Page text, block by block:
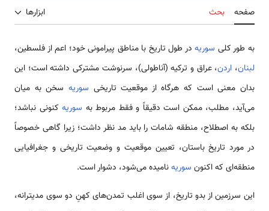
صفحه بحث ابزارها
به طور کلی سوریهدر طول تاریخ با مناطق پیرامونی خود؛ اعم از فلسطین،
لبنان، اردن، عراق و ترکیه (آناطولی)، سرنوشت مشترکی داشته است؛ این
بدان معنی است که هرگاه از موقعیت تاریخی سوریه سخن به میان
می‌آید، مطلب، ممکن است دقیقاً و فقط مربوط به سوریهکنونی نباشد؛
بلکه به اصطلاح، منطقه شامات را باید مد نظر داشت؛ زیرا گاهی خصوصاً
در مورد تاریخ باستان، تعیین موقعیت و وضعیت تاریخی و جغرافیایی
منطقه‌ای که اکنون سوریهنامیده می‌شود، دشوار است.
این سرزمین از بدو تاریخ، از سوی اغلب تمدن‌های کهنِ دو سوی مدیترانه،